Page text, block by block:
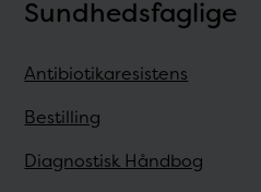
Sundhedsfaglige
Antibiotikaresistens
Bestilling
Diagnostisk Håndbog